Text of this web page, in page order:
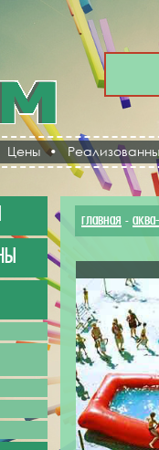
Цены•
главная -